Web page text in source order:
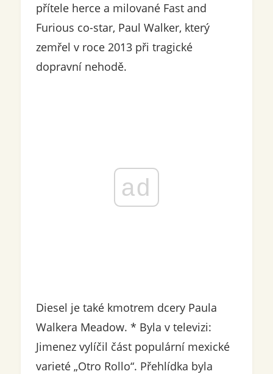
přítele herce a milované Fast and
Furious co-star, Paul Walker, který
zemřel v roce 2013 při tragické
dopravní nehodě.
ad
Diesel je také kmotrem dcery Paula
Walkera Meadow. * Byla v televizi:
Jimenez vylíčil část populární mexické
varieté „Otro Rollo“. Přehlídka byla